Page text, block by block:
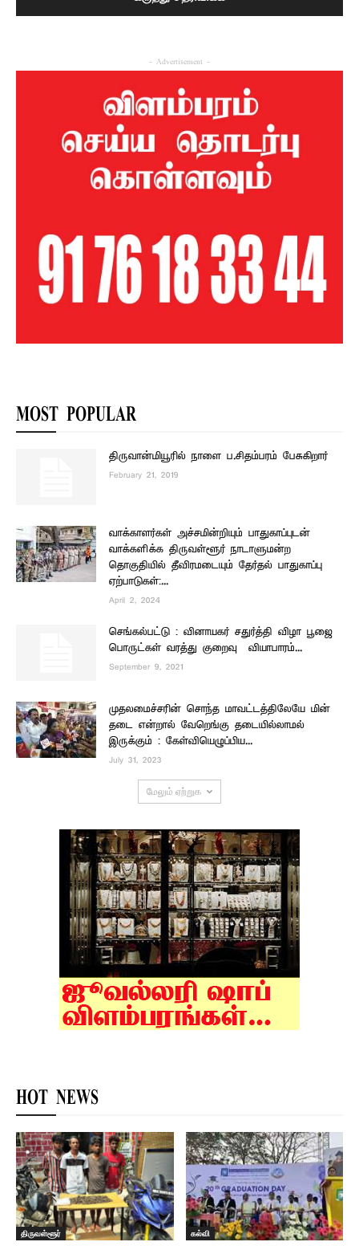
- Advertisement -
MOST POPULAR
திருவான்மியூரில் நாளை ப.சிதம்பரம் பேசுகிறார்
February 21, 2019
வாக்காளர்கள் அச்சமின்றியும் பாதுகாப்புடன்
வாக்களிக்க திருவள்ளூர் நாடாளுமன்ற
தொகுதியில் தீவிரமடையும் தேர்தல் பாதுகாப்பு
ஏற்பாடுகள்:...
April 2, 2024
செங்கல்பட்டு : வினாயகர் சதுர்த்தி விழா பூஜை
பொருட்கள் வரத்து குறைவு – வியாபாரம்...
September 9, 2021
முதலமைச்சரின் சொந்த மாவட்டத்திலேயே மின்
தடை என்றால் வேறெங்கு தடையில்லாமல்
இருக்கும் : கேள்வியெழுப்பிய...
July 31, 2023
மேலும் ஏற்றுக
HOT NEWS
திருவள்ளூர் கல்வி